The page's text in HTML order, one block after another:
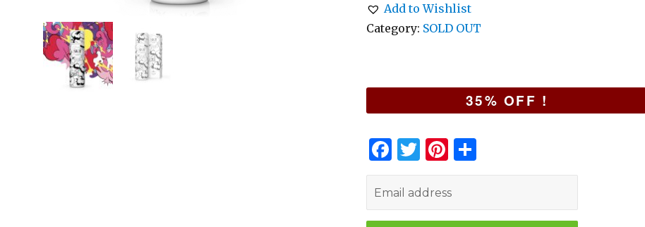
Add to Wishlist
Category: SOLD OUT
35% OFF !
F
a
c
e
T
w
it
te
Pi
n
te
re
h
e